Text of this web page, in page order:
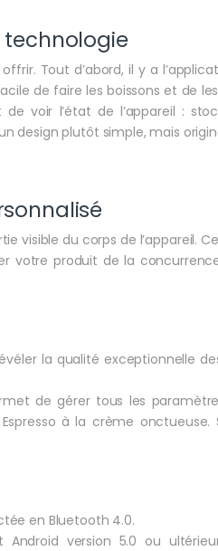
technologie
Tout d’abord, il y a
de faire les boissons et de
voir l’état de l’appareil :
design plutôt simple, mais
visible du corps de l’appareil.
votre produit de la
la qualité exceptionnelle
de gérer tous les
à la crème onctueuse.
en Bluetooth 4.0.
version 5.0 ou